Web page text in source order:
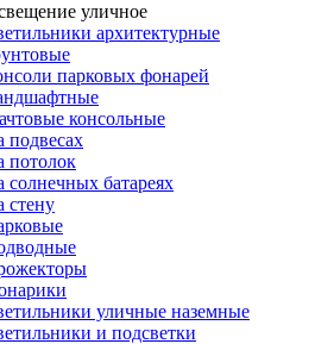
уличное
архитектурные
парковых фонарей
консольные
подвесах
потолок
солнечных батареях
стену
уличные наземные
и подсветки